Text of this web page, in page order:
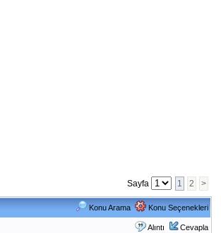
Sayfa 1 2 >
Konu Arama Konu Seçenekleri
Alıntı Cevapla